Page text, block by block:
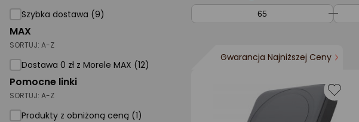
Foto i kamery
AGD duże
Dom i ogród
Biuro i firma
Szybka dostawa (9)
MAX
SORTUJ: A-Z
Dostawa 0 zł z Morele MAX (12)
Pomocne linki
SORTUJ: A-Z
Produkty z obniżoną ceną (1)
Gwarancja Najniższej Ceny